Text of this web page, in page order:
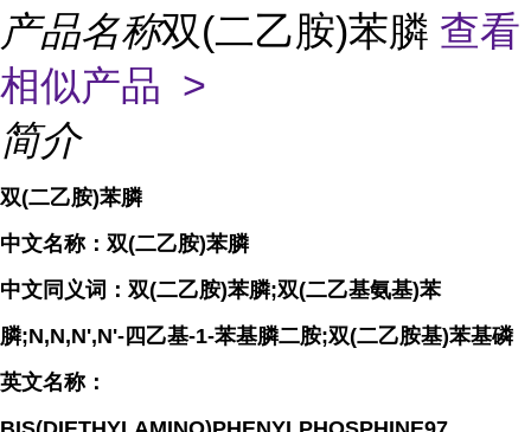
产品名称双(二乙胺)苯膦 查看
相似产品 >
简介
双(二乙胺)苯膦
中文名称：双(二乙胺)苯膦
中文同义词：双(二乙胺)苯膦;双(二乙基氨基)苯
膦;N,N,N',N'-四乙基-1-苯基膦二胺;双(二乙胺基)苯基磷
英文名称：